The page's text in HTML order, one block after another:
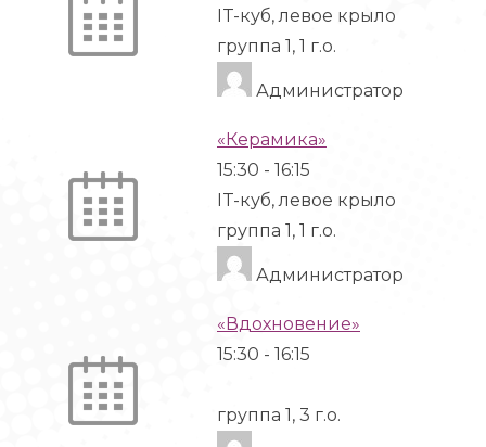
IT-куб, левое крыло
группа 1, 1 г.о.
Администратор
«Керамика»
15:30 - 16:15
IT-куб, левое крыло
группа 1, 1 г.о.
Администратор
«Вдохновение»
15:30 - 16:15
группа 1, 3 г.о.